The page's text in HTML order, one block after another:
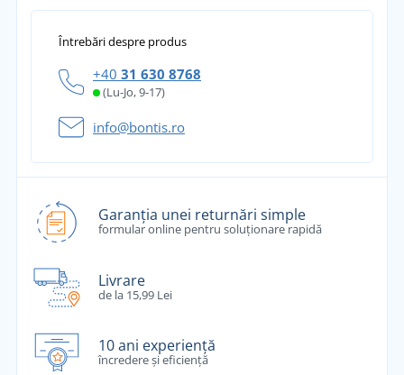
Întrebări despre produs
+40 31 630 8768
(Lu-Jo, 9-17)
info@bontis.ro
Garanția unei returnări simple
formular online pentru soluționare rapidă
Livrare
de la 15,99 Lei
10 ani experiență
încredere și eficiență